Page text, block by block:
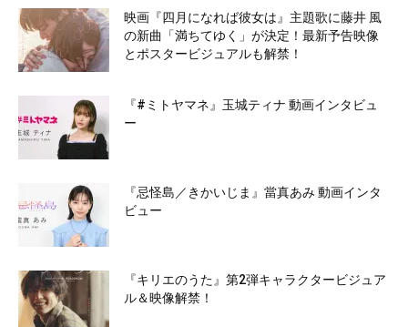
映画『四月になれば彼女は』主題歌に藤井 風
の新曲「満ちてゆく」が決定！最新予告映像
とポスタービジュアルも解禁！
『#ミトヤマネ』玉城ティナ 動画インタビュ
ー
『忌怪島／きかいじま』當真あみ 動画インタ
ビュー
『キリエのうた』第2弾キャラクタービジュア
ル＆映像解禁！